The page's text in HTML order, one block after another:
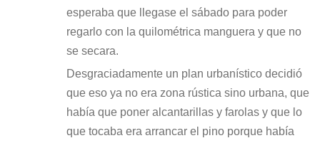
esperaba que llegase el sábado para poder
regarlo con la quilométrica manguera y que no
se secara.
Desgraciadamente un plan urbanístico decidió
que eso ya no era zona rústica sino urbana, que
había que poner alcantarillas y farolas y que lo
que tocaba era arrancar el pino porque había